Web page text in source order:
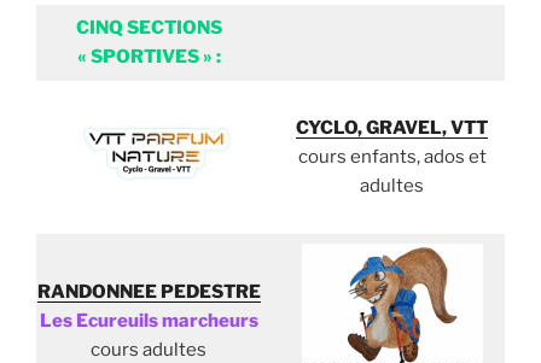
CINQ SECTIONS
« SPORTIVES » :
CYCLO, GRAVEL, VTT
cours enfants, ados et
adultes
RANDONNEE PEDESTRE
Les Ecureuils marcheurs
cours adultes